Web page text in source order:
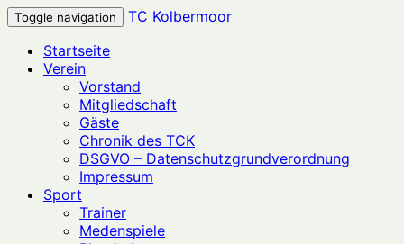
Toggle navigation
TC Kolbermoor
Startseite
Verein
Vorstand
Mitgliedschaft
Gäste
Chronik des TCK
DSGVO – Datenschutzgrundverordnung
Impressum
Sport
Trainer
Medenspiele